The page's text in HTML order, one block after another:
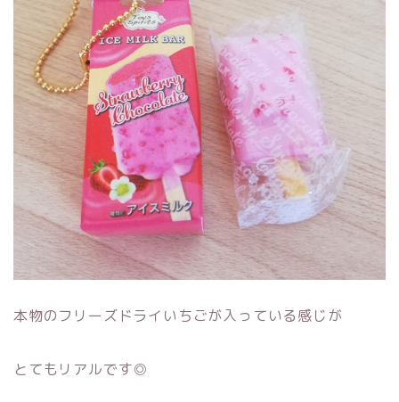
本物のフリーズドライいちごが入っている感じが
とてもリアルです◎